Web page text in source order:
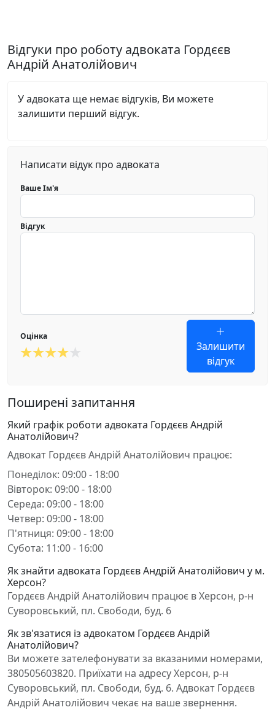
Відгуки про роботу адвоката Гордєєв
Андрій Анатолійович
У адвоката ще немає відгуків, Ви можете
залишити перший відгук.
Написати відук про адвоката
Ваше Ім'я
Відгук
Оцінка
Залишити
відгук
Поширені запитання
Який графік роботи адвоката Гордєєв Андрій
Анатолійович?
Адвокат Гордєєв Андрій Анатолійович працює:
Понеділок: 09:00 - 18:00
Вівторок: 09:00 - 18:00
Середа: 09:00 - 18:00
Четвер: 09:00 - 18:00
П'ятниця: 09:00 - 18:00
Субота: 11:00 - 16:00
Як знайти адвоката Гордєєв Андрій Анатолійович у м.
Херсон?
Гордєєв Андрій Анатолійович працює в Херсон, р-н
Суворовський, пл. Свободи, буд. 6
Як зв'язатися із адвокатом Гордєєв Андрій
Анатолійович?
Ви можете зателефонувати за вказаними номерами,
380505603820. Приїхати на адресу Херсон, р-н
Суворовський, пл. Свободи, буд. 6. Адвокат Гордєєв
Андрій Анатолійович чекає на ваше звернення.